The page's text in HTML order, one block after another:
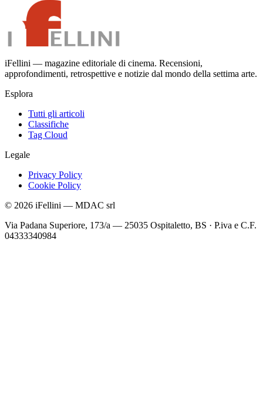
iFellini — magazine editoriale di cinema. Recensioni,
approfondimenti, retrospettive e notizie dal mondo della settima arte.
Esplora
Tutti gli articoli
Classifiche
Tag Cloud
Legale
Privacy Policy
Cookie Policy
© 2026 iFellini — MDAC srl
Via Padana Superiore, 173/a — 25035 Ospitaletto, BS · P.iva e C.F.
04333340984